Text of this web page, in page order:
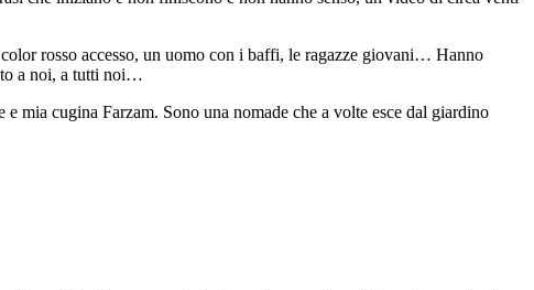
rosso accesso, un uomo con i baffi, le ragazze giovani… Hanno
a noi, a tutti noi…
mia cugina Farzam. Sono una nomade che a volte esce dal giardino